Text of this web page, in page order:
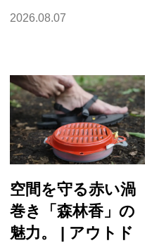
2026.08.07
空間を守る赤い渦
巻き「森林香」の
魅力。 | アウトド